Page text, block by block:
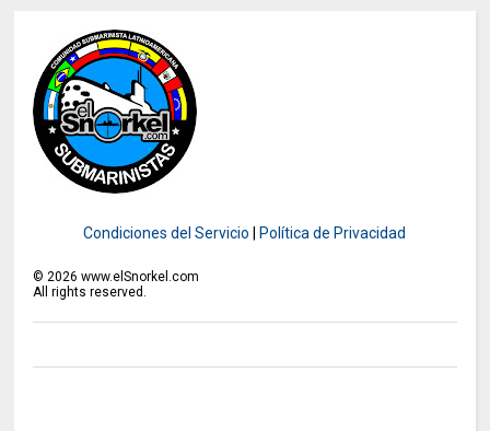
Condiciones del Servicio Política de Privacidad
©2026 www.elSnorkel.com
All rights reserved.